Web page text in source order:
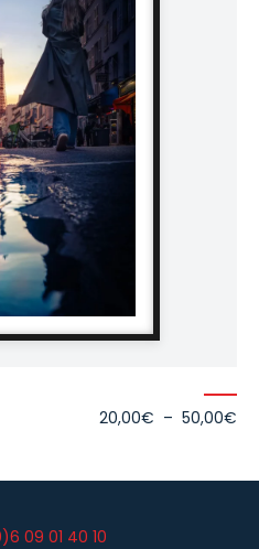
20,00€ – 50,00€
à
09 01 40 10